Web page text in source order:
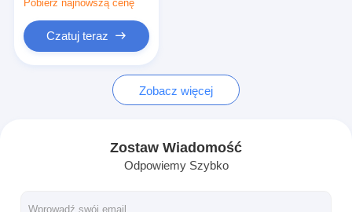
Hybrydowa bateria samochodowa
Pobierz najnowszą cenę
Czatuj teraz
Zobacz więcej
Zostaw Wiadomość
Odpowiemy Szybko